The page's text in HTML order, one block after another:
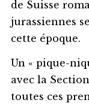
de Suisse
jurassiennes
cette époque.
Un « pique-
avec la
toutes ces